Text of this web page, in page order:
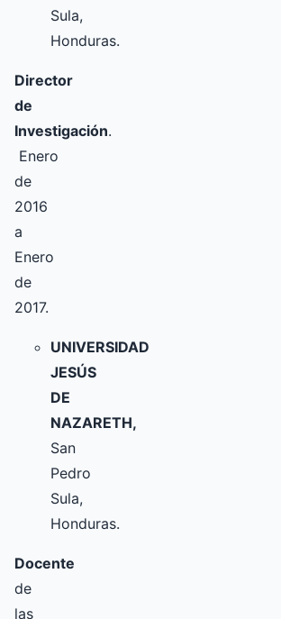
Sula,
Honduras.
Director
de
Investigación.
Enero
de
2016
a
Enero
de
2017.
UNIVERSIDAD
JESÚS
DE
NAZARETH,
San
Pedro
Sula,
Honduras.
Docente
de
las